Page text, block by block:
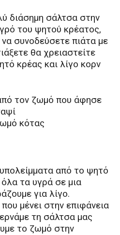
διάσημη σάλτσα στην
του ψητού κρέατος,
να συνοδεύσετε πιάτα με
θα χρειαστείτε
κρέας και λίγο κορν
τον ζωμό που άφησε
κότας
από το ψητό
τα υγρά σε μια
για λίγο.
μένει στην επιφάνεια
τη σάλτσα μας
το ζωμό στην